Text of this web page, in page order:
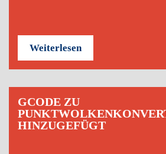
Weiterlesen
GCODE ZU
HINZUGEFÜGT